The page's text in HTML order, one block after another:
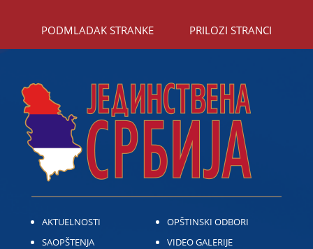
PODMLADAK STRANKE PRILOZI STRANCI
AKTUELNOSTI
SAOPŠTENJA
OPŠTINSKI ODBORI
VIDEO GALERIJE